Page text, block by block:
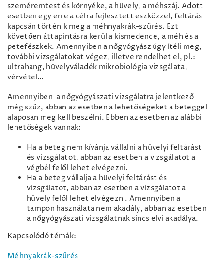
szeméremtest és környéke, a hüvely, a méhszáj. Adott
esetben egy erre a célra fejlesztett eszközzel, feltárás
kapcsán történik meg a méhnyakrák-szűrés. Ezt
követően áttapintásra kerül a kismedence, a méh és a
petefészkek. Amennyiben a nőgyógyász úgy ítéli meg,
további vizsgálatokat végez, illetve rendelhet el, pl.:
ultrahang, hüvelyváladék mikrobiológia vizsgálata,
vérvétel…
Amennyiben a nőgyógyászati vizsgálatra jelentkező
még szűz, abban az esetben a lehetőségeket a beteggel
alaposan meg kell beszélni. Ebben az esetben az alábbi
lehetőségek vannak:
Ha a beteg nem kívánja vállalni a hüvelyi feltárást
és vizsgálatot, abban az esetben a vizsgálatot a
végbél felől lehet elvégezni.
Ha a beteg vállalja a hüvelyi feltárást és
vizsgálatot, abban az esetben a vizsgálatot a
hüvely felől lehet elvégezni. Amennyiben a
tampon használata nem akadály, abban az esetben
a nőgyógyászati vizsgálatnak sincs elvi akadálya.
Kapcsolódó témák:
Méhnyakrák-szűrés